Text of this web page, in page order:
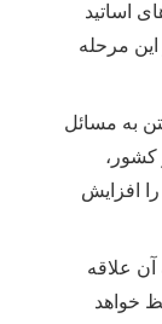
اساتید
مرحله
به مسائل
افزایش
علاقه
خواهد